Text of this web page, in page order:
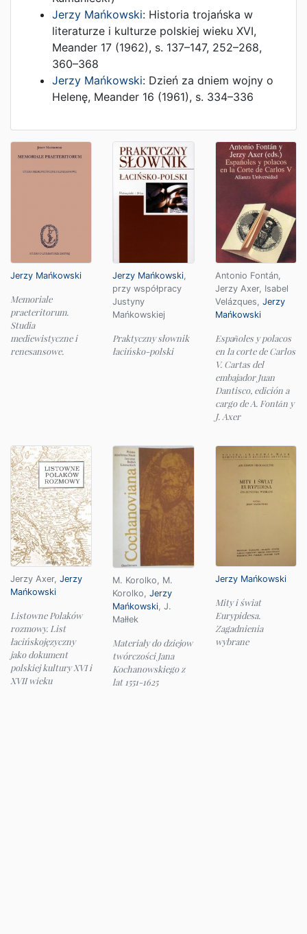
Jerzy Mańkowski
Memoriale
praeteritorum.
Studia
mediewistyczne i
renesansowe.
Jerzy Mańkowski,
przy współpracy
Justyny
Mańkowskiej
Praktyczny słownik
łacińsko-polski
Antonio Fontán,
Jerzy Axer, Isabel
Velázques, Jerzy
Mańkowski
Españoles y polacos
en la corte de Carlos
V. Cartas del
embajador Juan
Dantisco, edición a
cargo de A. Fontán y
J. Axer
Jerzy Axer, Jerzy
Mańkowski
Listowne Polaków
rozmowy. List
łacińskojęzyczny
jako dokument
polskiej kultury XVI i
XVII wieku
M. Korolko, M.
Korolko,Jerzy
Mańkowski,J.
Małłek
Materiały do dziejow
twórczości Jana
Kochanowskiego z
lat 1551-1625
Jerzy Mańkowski
Mity i świat
Eurypidesa.
Zagadnienia
wybrane
Jerzy Mańkowski: Historia trojańska w
literaturze i kulturze polskiej wieku XVI,
Meander 17 (1962), s. 137–147, 252–268,
360–368
Jerzy Mańkowski: Dzień za dniem wojny o
Helenę, Meander 16 (1961), s. 334–336